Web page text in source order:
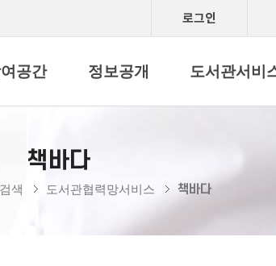
로그인
공간 정보공개 도서관서비
책바다
색 도서관협력망서비스 책바다